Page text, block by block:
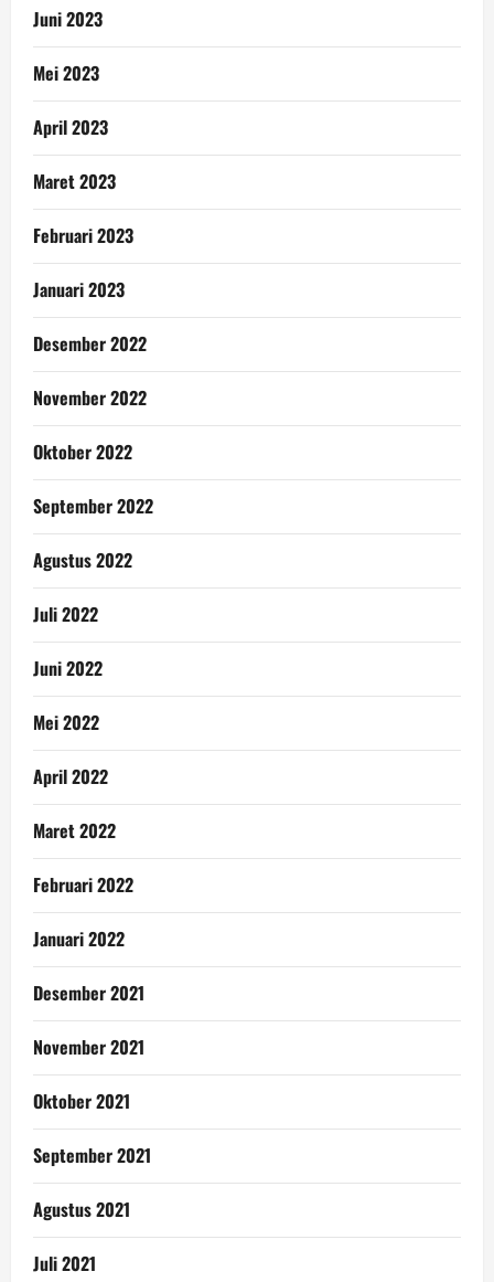
Juni 2023
Mei 2023
April 2023
Maret 2023
Februari 2023
Januari 2023
Desember 2022
November 2022
Oktober 2022
September 2022
Agustus 2022
Juli 2022
Juni 2022
Mei 2022
April 2022
Maret 2022
Februari 2022
Januari 2022
Desember 2021
November 2021
Oktober 2021
September 2021
Agustus 2021
Juli 2021